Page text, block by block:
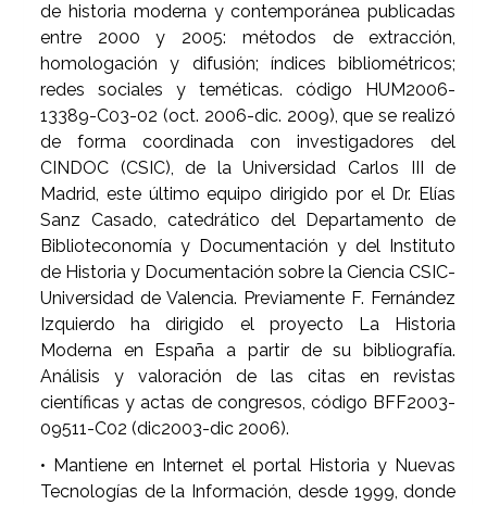
de historia moderna y contemporánea publicadas
entre 2000 y 2005: métodos de extracción,
homologación y difusión; índices bibliométricos;
redes sociales y teméticas. código HUM2006-
13389-C03-02 (oct. 2006-dic. 2009), que se realizó
de forma coordinada con investigadores del
CINDOC (CSIC), de la Universidad Carlos III de
Madrid, este último equipo dirigido por el Dr. Elías
Sanz Casado, catedrático del Departamento de
Biblioteconomía y Documentación y del Instituto
de Historia y Documentación sobre la Ciencia CSIC-
Universidad de Valencia. Previamente F. Fernández
Izquierdo ha dirigido el proyecto La Historia
Moderna en España a partir de su bibliografía.
Análisis y valoración de las citas en revistas
científicas y actas de congresos, código BFF2003-
09511-C02 (dic2003-dic 2006).
• Mantiene en Internet el portal Historia y Nuevas
Tecnologías de la Información, desde 1999, donde